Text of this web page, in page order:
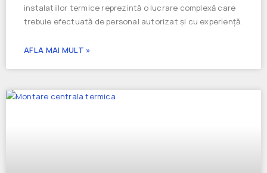
instalatiilor termice reprezintă o lucrare complexă care
trebuie efectuată de personal autorizat și cu experiență.
AFLA MAI MULT »